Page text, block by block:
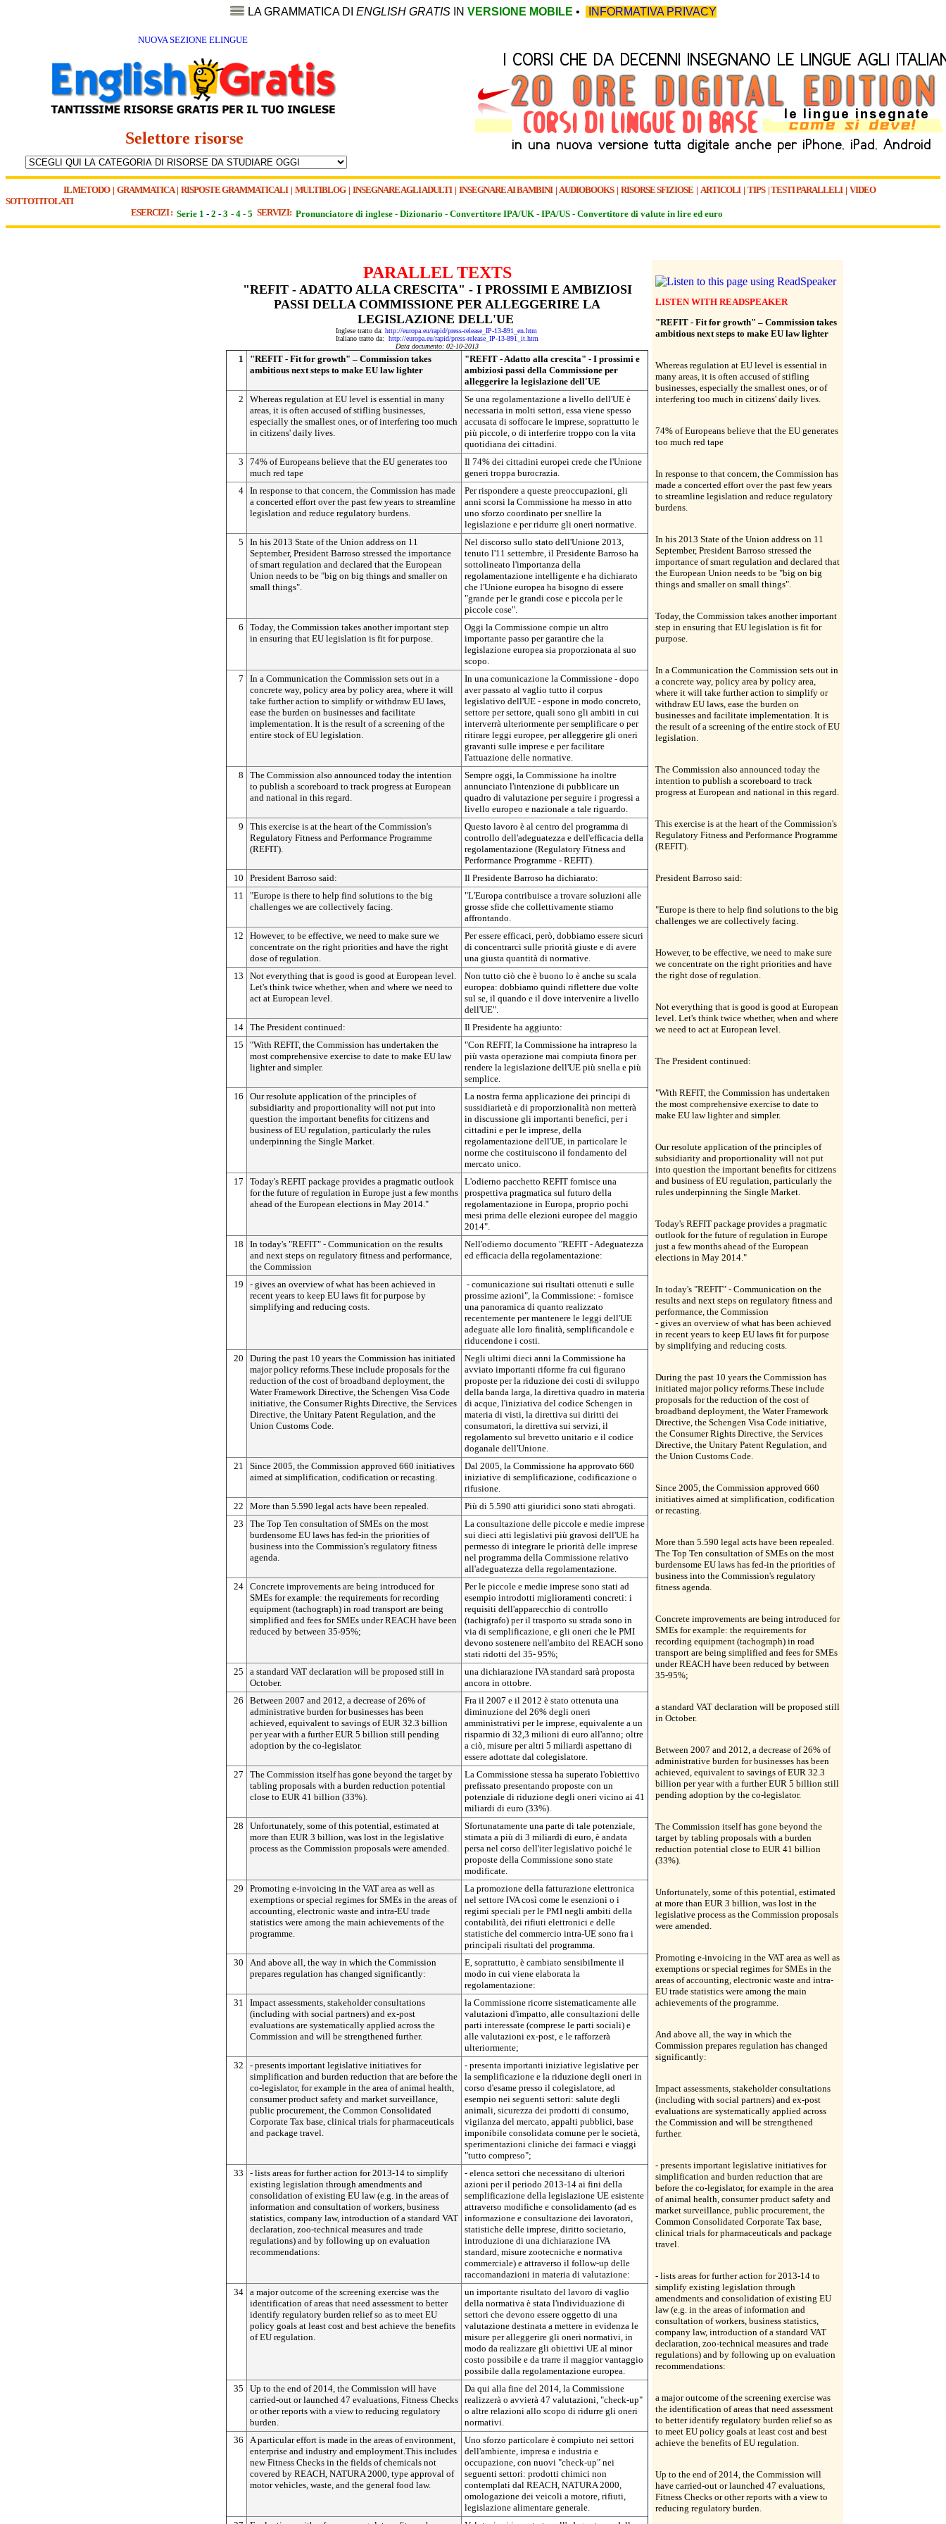
LA GRAMMATICA DI ENGLISH GRATIS IN VERSIONE MOBILE • INFORMATIVA PRIVACY
NUOVA SEZIONE ELINGUE
Selettore risorse
IL METODO| GRAMMATICA| RISPOSTE GRAMMATICALI| MULTIBLOG| INSEGNARE AGLI ADULTI | INSEGNARE AI BAMBINI| AUDIOBOOKS| RISORSE SFIZIOSE | ARTICOLI| TIPS|TESTI PARALLELI| VIDEO
SOTTOTITOLATI
ESERCIZI : Serie 1 - 2 - 3 - 4 - 5 SERVIZI: Pronunciatore di inglese - Dizionario - Convertitore IPA/UK - IPA/US - Convertitore di valute in lire ed euro
PARALLEL TEXTS
"REFIT - ADATTO ALLA CRESCITA" - I PROSSIMI E AMBIZIOSI
PASSI DELLA COMMISSIONE PER ALLEGGERIRE LA
LEGISLAZIONE DELL'UE
Inglese tratto da: http://europa.eu/rapid/press-release_IP-13-891_en.htm
Italiano tratto da: http://europa.eu/rapid/press-release_IP-13-891_it.htm
Data documento: 02-10-2013
1
"REFIT - Fit for growth" – Commission takes
ambitious next steps to make EU law lighter
"REFIT - Adatto alla crescita" - I prossimi e
ambiziosi passi della Commissione per
alleggerire la legislazione dell'UE
2
Whereas regulation at EU level is essential in many
areas, it is often accused of stifling businesses,
especially the smallest ones, or of interfering too much
in citizens' daily lives.
Se una regolamentazione a livello dell'UE è
necessaria in molti settori, essa viene spesso
accusata di soffocare le imprese, soprattutto le
più piccole, o di interferire troppo con la vita
quotidiana dei cittadini.
3
74% of Europeans believe that the EU generates too
much red tape
Il 74% dei cittadini europei crede che l'Unione
generi troppa burocrazia.
4 In response to that concern, the Commission has made
a concerted effort over the past few years to streamline
legislation and reduce regulatory burdens.
Per rispondere a queste preoccupazioni, gli
anni scorsi la Commissione ha messo in atto
uno sforzo coordinato per snellire la
legislazione e per ridurre gli oneri normative.
5
In his 2013 State of the Union address on 11
September, President Barroso stressed the importance
of smart regulation and declared that the European
Union needs to be "big on big things and smaller on
small things".
Nel discorso sullo stato dell'Unione 2013,
tenuto l'11 settembre, il Presidente Barroso ha
sottolineato l'importanza della
regolamentazione intelligente e ha dichiarato
che l'Unione europea ha bisogno di essere
"grande per le grandi cose e piccola per le
piccole cose".
6
Today, the Commission takes another important step
in ensuring that EU legislation is fit for purpose.
Oggi la Commissione compie un altro
importante passo per garantire che la
legislazione europea sia proporzionata al suo
scopo.
7
In a Communication the Commission sets out in a
concrete way, policy area by policy area, where it will
take further action to simplify or withdraw EU laws,
ease the burden on businesses and facilitate
implementation. It is the result of a screening of the
entire stock of EU legislation.
In una comunicazione la Commissione - dopo
aver passato al vaglio tutto il corpus
legislativo dell'UE - espone in modo concreto,
settore per settore, quali sono gli ambiti in cui
interverrà ulteriormente per semplificare o per
ritirare leggi europee, per alleggerire gli oneri
gravanti sulle imprese e per facilitare
l'attuazione delle normative.
8
The Commission also announced today the intention
to publish a scoreboard to track progress at European
and national in this regard.
Sempre oggi, la Commissione ha inoltre
annunciato l'intenzione di pubblicare un
quadro di valutazione per seguire i progressi a
livello europeo e nazionale a tale riguardo.
9
This exercise is at the heart of the Commission's
Regulatory Fitness and Performance Programme
(REFIT).
Questo lavoro è al centro del programma di
controllo dell'adeguatezza e dell'efficacia della
regolamentazione (Regulatory Fitness and
Performance Programme - REFIT).
10
President Barroso said:
Il Presidente Barroso ha dichiarato:
11
"Europe is there to help find solutions to the big
challenges we are collectively facing.
"L'Europa contribuisce a trovare soluzioni alle
grosse sfide che collettivamente stiamo
affrontando.
12
However, to be effective, we need to make sure we
concentrate on the right priorities and have the right
dose of regulation.
Per essere efficaci, però, dobbiamo essere sicuri
di concentrarci sulle priorità giuste e di avere
una giusta quantità di normative.
13
Not everything that is good is good at European level.
Let's think twice whether, when and where we need to
act at European level.
Non tutto ciò che è buono lo è anche su scala
europea: dobbiamo quindi riflettere due volte
sul se, il quando e il dove intervenire a livello
dell'UE".
14 The President continued:
Il Presidente ha aggiunto:
15
"With REFIT, the Commission has undertaken the
most comprehensive exercise to date to make EU law
lighter and simpler.
"Con REFIT, la Commissione ha intrapreso la
più vasta operazione mai compiuta finora per
rendere la legislazione dell'UE più snella e più
semplice.
16
Our resolute application of the principles of
subsidiarity and proportionality will not put into
question the important benefits for citizens and
business of EU regulation, particularly the rules
underpinning the Single Market.
La nostra ferma applicazione dei principi di
sussidiarietà e di proporzionalità non metterà
in discussione gli importanti benefici, per i
cittadini e per le imprese, della
regolamentazione dell'UE, in particolare le
norme che costituiscono il fondamento del
mercato unico.
17
Today's REFIT package provides a pragmatic outlook
for the future of regulation in Europe just a few months
ahead of the European elections in May 2014."
L'odierno pacchetto REFIT fornisce una
prospettiva pragmatica sul futuro della
regolamentazione in Europa, proprio pochi
mesi prima delle elezioni europee del maggio
2014".
18
In today's "REFIT" - Communication on the results
and next steps on regulatory fitness and performance,
the Commission
Nell'odierno documento "REFIT - Adeguatezza
ed efficacia della regolamentazione:
19
- gives an overview of what has been achieved in
recent years to keep EU laws fit for purpose by
simplifying and reducing costs.
- comunicazione sui risultati ottenuti e sulle
prossime azioni", la Commissione: - fornisce
una panoramica di quanto realizzato
recentemente per mantenere le leggi dell'UE
adeguate alle loro finalità, semplificandole e
riducendone i costi.
20
During the past 10 years the Commission has initiated
major policy reforms.These include proposals for the
reduction of the cost of broadband deployment, the
Water Framework Directive, the Schengen Visa Code
initiative, the Consumer Rights Directive, the Services
Directive, the Unitary Patent Regulation, and the
Union Customs Code.
Negli ultimi dieci anni la Commissione ha
avviato importanti riforme fra cui figurano
proposte per la riduzione dei costi di sviluppo
della banda larga, la direttiva quadro in materia
di acque, l'iniziativa del codice Schengen in
materia di visti, la direttiva sui diritti dei
consumatori, la direttiva sui servizi, il
regolamento sul brevetto unitario e il codice
doganale dell'Unione.
21
Since 2005, the Commission approved 660 initiatives
aimed at simplification, codification or recasting.
Dal 2005, la Commissione ha approvato 660
iniziative di semplificazione, codificazione o
rifusione.
22
More than 5.590 legal acts have been repealed.
Più di 5.590 atti giuridici sono stati abrogati.
23
The Top Ten consultation of SMEs on the most
burdensome EU laws has fed-in the priorities of
business into the Commission's regulatory fitness
agenda.
La consultazione delle piccole e medie imprese
sui dieci atti legislativi più gravosi dell'UE ha
permesso di integrare le priorità delle imprese
nel programma della Commissione relativo
all'adeguatezza della regolamentazione.
24 Concrete improvements are being introduced for
SMEs for example: the requirements for recording
equipment (tachograph) in road transport are being
simplified and fees for SMEs under REACH have been
reduced by between 35-95%;
Per le piccole e medie imprese sono stati ad
esempio introdotti miglioramenti concreti: i
requisiti dell'apparecchio di controllo
(tachigrafo) per il trasporto su strada sono in
via di semplificazione, e gli oneri che le PMI
devono sostenere nell'ambito del REACH sono
stati ridotti del 35- 95%;
25
a standard VAT declaration will be proposed still in
October.
una dichiarazione IVA standard sarà proposta
ancora in ottobre.
26
Between 2007 and 2012, a decrease of 26% of
administrative burden for businesses has been
achieved, equivalent to savings of EUR 32.3 billion
per year with a further EUR 5 billion still pending
adoption by the co-legislator.
Fra il 2007 e il 2012 è stato ottenuta una
diminuzione del 26% degli oneri
amministrativi per le imprese, equivalente a un
risparmio di 32,3 milioni di euro all'anno; oltre
a ciò, misure per altri 5 miliardi aspettano di
essere adottate dal colegislatore.
27
The Commission itself has gone beyond the target by
tabling proposals with a burden reduction potential
close to EUR 41 billion (33%).
La Commissione stessa ha superato l'obiettivo
prefissato presentando proposte con un
potenziale di riduzione degli oneri vicino ai 41
miliardi di euro (33%).
28
Unfortunately, some of this potential, estimated at
more than EUR 3 billion, was lost in the legislative
process as the Commission proposals were amended.
Sfortunatamente una parte di tale potenziale,
stimata a più di 3 miliardi di euro, è andata
persa nel corso dell'iter legislativo poiché le
proposte della Commissione sono state
modificate.
29
Promoting e-invoicing in the VAT area as well as
exemptions or special regimes for SMEs in the areas of
accounting, electronic waste and intra-EU trade
statistics were among the main achievements of the
programme.
La promozione della fatturazione elettronica
nel settore IVA così come le esenzioni o i
regimi speciali per le PMI negli ambiti della
contabilità, dei rifiuti elettronici e delle
statistiche del commercio intra-UE sono fra i
principali risultati del programma.
30
And above all, the way in which the Commission
prepares regulation has changed significantly:
E, soprattutto, è cambiato sensibilmente il
modo in cui viene elaborata la
regolamentazione:
31
Impact assessments, stakeholder consultations
(including with social partners) and ex-post
evaluations are systematically applied across the
Commission and will be strengthened further.
la Commissione ricorre sistematicamente alle
valutazioni d'impatto, alle consultazioni delle
parti interessate (comprese le parti sociali) e
alle valutazioni ex-post, e le rafforzerà
ulteriormente;
32
- presents important legislative initiatives for
simplification and burden reduction that are before the
co-legislator, for example in the area of animal health,
consumer product safety and market surveillance,
public procurement, the Common Consolidated
Corporate Tax base, clinical trials for pharmaceuticals
and package travel.
- presenta importanti iniziative legislative per
la semplificazione e la riduzione degli oneri in
corso d'esame presso il colegislatore, ad
esempio nei seguenti settori: salute degli
animali, sicurezza dei prodotti di consumo,
vigilanza del mercato, appalti pubblici, base
imponibile consolidata comune per le società,
sperimentazioni cliniche dei farmaci e viaggi
"tutto compreso";
33
- lists areas for further action for 2013-14 to simplify
existing legislation through amendments and
consolidation of existing EU law (e.g. in the areas of
information and consultation of workers, business
statistics, company law, introduction of a standard VAT
declaration, zoo-technical measures and trade
regulations) and by following up on evaluation
recommendations:
- elenca settori che necessitano di ulteriori
azioni per il periodo 2013-14 ai fini della
semplificazione della legislazione UE esistente
attraverso modifiche e consolidamento (ad es
informazione e consultazione dei lavoratori,
statistiche delle imprese, diritto societario,
introduzione di una dichiarazione IVA
standard, misure zootecniche e normativa
commerciale) e attraverso il follow-up delle
raccomandazioni in materia di valutazione:
34 a major outcome of the screening exercise was the
identification of areas that need assessment to better
identify regulatory burden relief so as to meet EU
policy goals at least cost and best achieve the benefits
of EU regulation.
un importante risultato del lavoro di vaglio
della normativa è stata l'individuazione di
settori che devono essere oggetto di una
valutazione destinata a mettere in evidenza le
misure per alleggerire gli oneri normativi, in
modo da realizzare gli obiettivi UE al minor
costo possibile e da trarre il maggior vantaggio
possibile dalla regolamentazione europea.
35
Up to the end of 2014, the Commission will have
carried-out or launched 47 evaluations, Fitness Checks
or other reports with a view to reducing regulatory
burden.
Da qui alla fine del 2014, la Commissione
realizzerà o avvierà 47 valutazioni, "check-up"
o altre relazioni allo scopo di ridurre gli oneri
normativi.
36
A particular effort is made in the areas of environment,
enterprise and industry and employment.This includes
new Fitness Checks in the fields of chemicals not
covered by REACH, NATURA 2000, type approval of
motor vehicles, waste, and the general food law.
Uno sforzo particolare è compiuto nei settori
dell'ambiente, impresa e industria e
occupazione, con nuovi "check-up" nei
seguenti settori: prodotti chimici non
contemplati dal REACH, NATURA 2000,
omologazione dei veicoli a motore, rifiuti,
legislazione alimentare generale.
LISTEN WITH READSPEAKER
"REFIT - Fit for growth" – Commission takes
ambitious next steps to make EU law lighter
Whereas regulation at EU level is essential in
many areas, it is often accused of stifling
businesses, especially the smallest ones, or of
interfering too much in citizens' daily lives.
74% of Europeans believe that the EU generates
too much red tape
In response to that concern, the Commission has
made a concerted effort over the past few years
to streamline legislation and reduce regulatory
burdens.
In his 2013 State of the Union address on 11
September, President Barroso stressed the
importance of smart regulation and declared that
the European Union needs to be "big on big
things and smaller on small things".
Today, the Commission takes another important
step in ensuring that EU legislation is fit for
purpose.
In a Communication the Commission sets out in
a concrete way, policy area by policy area,
where it will take further action to simplify or
withdraw EU laws, ease the burden on
businesses and facilitate implementation. It is
the result of a screening of the entire stock of EU
legislation.
The Commission also announced today the
intention to publish a scoreboard to track
progress at European and national in this regard.
This exercise is at the heart of the Commission's
Regulatory Fitness and Performance Programme
(REFIT).
President Barroso said:
"Europe is there to help find solutions to the big
challenges we are collectively facing.
However, to be effective, we need to make sure
we concentrate on the right priorities and have
the right dose of regulation.
Not everything that is good is good at European
level. Let's think twice whether, when and where
we need to act at European level.
The President continued:
"With REFIT, the Commission has undertaken
the most comprehensive exercise to date to
make EU law lighter and simpler.
Our resolute application of the principles of
subsidiarity and proportionality will not put
into question the important benefits for citizens
and business of EU regulation, particularly the
rules underpinning the Single Market.
Today's REFIT package provides a pragmatic
outlook for the future of regulation in Europe
just a few months ahead of the European
elections in May 2014."
In today's "REFIT" - Communication on the
results and next steps on regulatory fitness and
performance, the Commission
- gives an overview of what has been achieved
in recent years to keep EU laws fit for purpose
by simplifying and reducing costs.
During the past 10 years the Commission has
initiated major policy reforms.These include
proposals for the reduction of the cost of
broadband deployment, the Water Framework
Directive, the Schengen Visa Code initiative,
the Consumer Rights Directive, the Services
Directive, the Unitary Patent Regulation, and
the Union Customs Code.
Since 2005, the Commission approved 660
initiatives aimed at simplification, codification
or recasting.
More than 5.590 legal acts have been repealed.
The Top Ten consultation of SMEs on the most
burdensome EU laws has fed-in the priorities of
business into the Commission's regulatory
fitness agenda.
Concrete improvements are being introduced for
SMEs for example: the requirements for
recording equipment (tachograph) in road
transport are being simplified and fees for SMEs
under REACH have been reduced by between
35-95%;
a standard VAT declaration will be proposed still
in October.
Between 2007 and 2012, a decrease of 26% of
administrative burden for businesses has been
achieved, equivalent to savings of EUR 32.3
billion per year with a further EUR 5 billion still
pending adoption by the co-legislator.
The Commission itself has gone beyond the
target by tabling proposals with a burden
reduction potential close to EUR 41 billion
(33%).
Unfortunately, some of this potential, estimated
at more than EUR 3 billion, was lost in the
legislative process as the Commission proposals
were amended.
Promoting e-invoicing in the VAT area as well as
exemptions or special regimes for SMEs in the
areas of accounting, electronic waste and intra-
EU trade statistics were among the main
achievements of the programme.
And above all, the way in which the
Commission prepares regulation has changed
significantly:
Impact assessments, stakeholder consultations
(including with social partners) and ex-post
evaluations are systematically applied across
the Commission and will be strengthened
further.
- presents important legislative initiatives for
simplification and burden reduction that are
before the co-legislator, for example in the area
of animal health, consumer product safety and
market surveillance, public procurement, the
Common Consolidated Corporate Tax base,
clinical trials for pharmaceuticals and package
travel.
- lists areas for further action for 2013-14 to
simplify existing legislation through
amendments and consolidation of existing EU
law (e.g. in the areas of information and
consultation of workers, business statistics,
company law, introduction of a standard VAT
declaration, zoo-technical measures and trade
regulations) and by following up on evaluation
recommendations:
a major outcome of the screening exercise was
the identification of areas that need assessment
to better identify regulatory burden relief so as
to meet EU policy goals at least cost and best
achieve the benefits of EU regulation.
Up to the end of 2014, the Commission will
have carried-out or launched 47 evaluations,
Fitness Checks or other reports with a view to
reducing regulatory burden.